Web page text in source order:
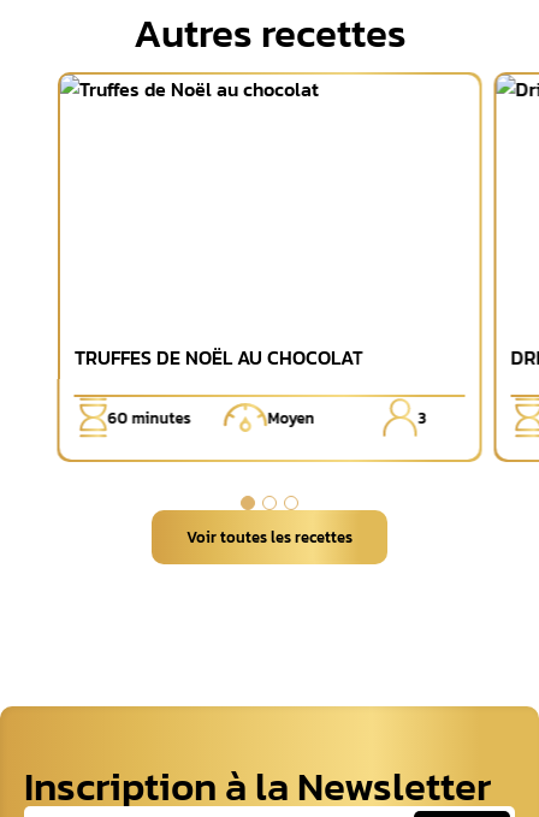
Autres recettes
TRUFFES DE NOËL AU CHOCOLAT
60 minutes Moyen 3
Voir toutes les recettes
Inscription à la Newsletter